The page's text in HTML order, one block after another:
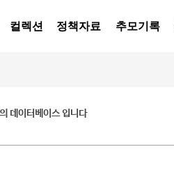
컬렉션 정책자료 추모기록
데이터베이스 입니다